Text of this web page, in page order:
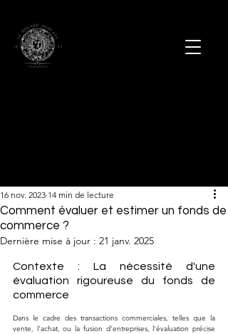
Comment évaluer et estimer un fonds de
commerce ?
16 nov. 2023 14 min de lecture
Dernière mise à jour : 21 janv. 2025
Contexte : La nécessité d'une
évaluation rigoureuse du fonds de
commerce
Dans le cadre des transactions commerciales, telles que la
vente, l'achat, ou la fusion d'entreprises, l'évaluation précise